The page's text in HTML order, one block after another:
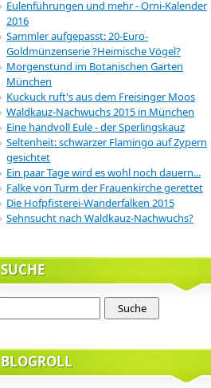
Eulenführungen und mehr - Orni-Kalender
2016
Sammler aufgepasst: 20-Euro-
Goldmünzenserie ?Heimische Vögel?
Morgenstund im Botanischen Garten
München
Kuckuck ruft's aus dem Freisinger Moos
Waldkauz-Nachwuchs 2015 in München
Eine handvoll Eule - der Sperlingskauz
Seltenheit: schwarzer Flamingo auf Zypern
gesichtet
Ein paar Tage wird es wohl noch dauern...
Falke von Turm der Frauenkirche gerettet
Die Hofpfisterei-Wanderfalken 2015
Sehnsucht nach Waldkauz-Nachwuchs?
SUCHE
BLOGROLL